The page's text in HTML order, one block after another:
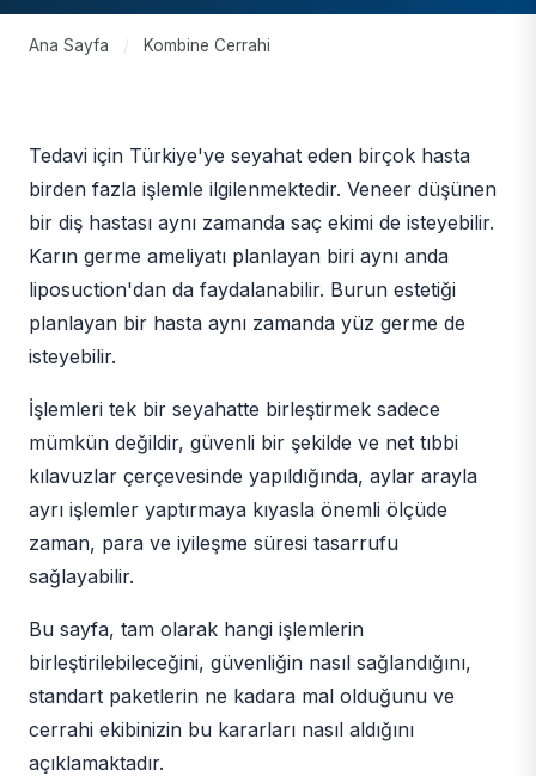
Ana Sayfa / Kombine Cerrahi
Tedavi için Türkiye'ye seyahat eden birçok hasta
birden fazla işlemle ilgilenmektedir. Veneer düşünen
bir diş hastası aynı zamanda saç ekimi de isteyebilir.
Karın germe ameliyatı planlayan biri aynı anda
liposuction'dan da faydalanabilir. Burun estetiği
planlayan bir hasta aynı zamanda yüz germe de
isteyebilir.
İşlemleri tek bir seyahatte birleştirmek sadece
mümkün değildir, güvenli bir şekilde ve net tıbbi
kılavuzlar çerçevesinde yapıldığında, aylar arayla
ayrı işlemler yaptırmaya kıyasla önemli ölçüde
zaman, para ve iyileşme süresi tasarrufu
sağlayabilir.
Bu sayfa, tam olarak hangi işlemlerin
birleştirilebileceğini, güvenliğin nasıl sağlandığını,
standart paketlerin ne kadara mal olduğunu ve
cerrahi ekibinizin bu kararları nasıl aldığını
açıklamaktadır.